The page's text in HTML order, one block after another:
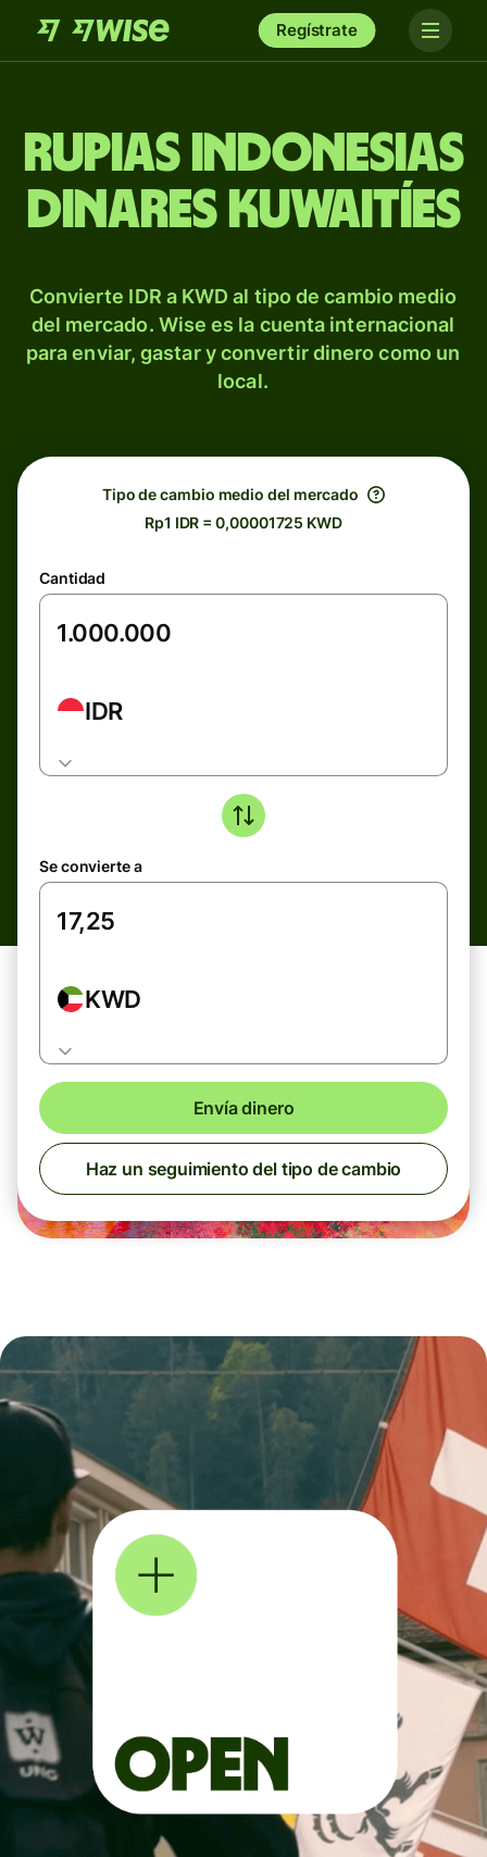
Regístrate
Rupias indonesias
dinares kuwaitíes
Convierte IDR a KWD al tipo de cambio medio
del mercado. Wise es la cuenta internacional
para enviar, gastar y convertir dinero como un
local.
Tipo de cambio medio del mercado
Rp1 IDR = 0,00001725 KWD
Cantidad
IDR
Se convierte a
KWD
Envía dinero
Haz un seguimiento del tipo de cambio